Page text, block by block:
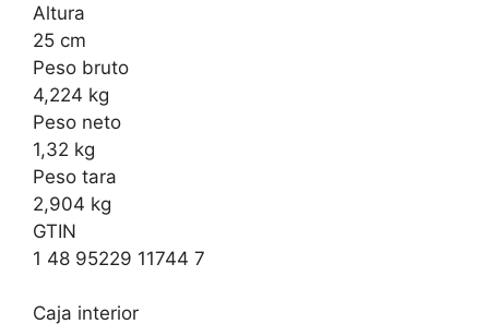
Altura
25 cm
Peso bruto
4,224 kg
Peso neto
1,32 kg
Peso tara
2,904 kg
GTIN
1 48 95229 11744 7
Caja interior